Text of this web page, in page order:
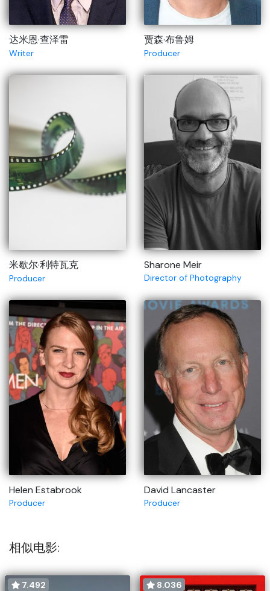
达米恩·查泽雷
Writer
贾森·布鲁姆
Producer
米歇尔·利特瓦克
Producer
Sharone Meir
Director of Photography
Helen Estabrook
Producer
David Lancaster
Producer
相似电影:
7.492 8.036